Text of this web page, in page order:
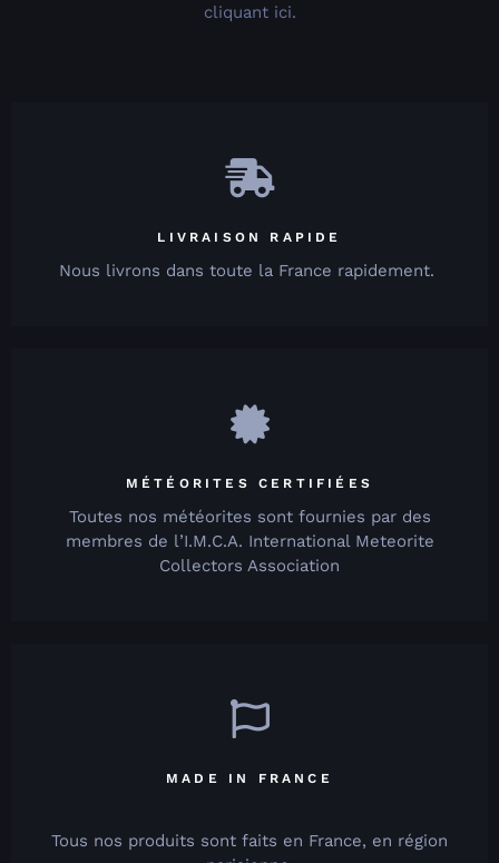
cliquant ici.
LIVRAISON RAPIDE
Nous livrons dans toute la France rapidement.
MÉTÉORITES CERTIFIÉES
Toutes nos météorites sont fournies par des
membres de l’I.M.C.A. International Meteorite
Collectors Association
MADE IN FRANCE
Tous nos produits sont faits en France, en région